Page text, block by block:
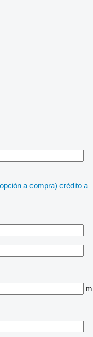
a compra) crédito a
m